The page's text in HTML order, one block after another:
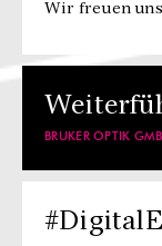
Wir freuen
BRUKER OPTIK